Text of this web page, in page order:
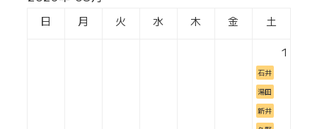
日 月 火 水 木 金 土
1
石井
湯田
新井